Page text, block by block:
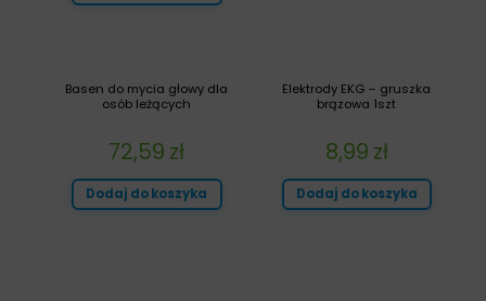
Elektrody EKG – gruszka
brązowa 1szt
8,99 zł
Dodaj do koszyka
Basen do mycia głowy dla
osób leżących
72,59 zł
Dodaj do koszyka